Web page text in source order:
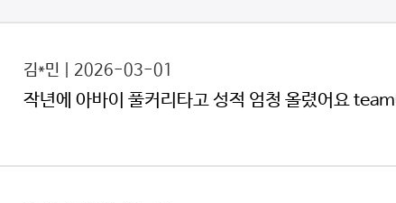
김*민 | 2026-03-01
작년에 아바이 풀커리타고 성적 엄청 올렸어요